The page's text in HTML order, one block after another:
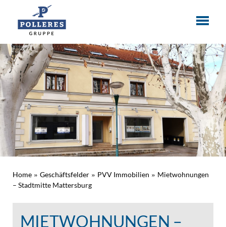
Home » Geschäftsfelder » PVV Immobilien » Mietwohnungen
– Stadtmitte Mattersburg
MIETWOHNUNGEN –